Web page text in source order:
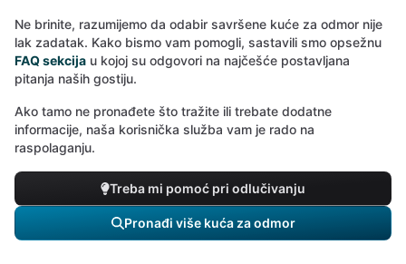
Ne brinite, razumijemo da odabir savršene kuće za odmor nije
lak zadatak. Kako bismo vam pomogli, sastavili smo opsežnu
FAQ sekcija u kojoj su odgovori na najčešće postavljana
pitanja naših gostiju.
Ako tamo ne pronađete što tražite ili trebate dodatne
informacije, naša korisnička služba vam je rado na
raspolaganju.
Treba mi pomoć pri odlučivanju
Pronađi više kuća za odmor